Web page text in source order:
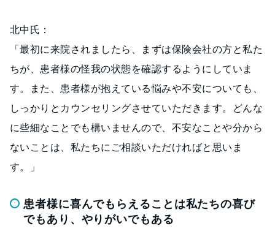
北中氏：
「最初に来院されましたら、まずは保険会社の方と私た
ちが、患者様の怪我の状態を確認するようにしていま
す。また、患者様が抱えている悩みや不安についても、
しっかりとカウンセリングさせていただきます。どんな
に些細なことでも構いませんので、不安なことや分から
ないことは、私たちにご相談いただければと思いま
す。」
患者様に喜んでもらえることは私たちの喜び
でもあり、やりがいでもある